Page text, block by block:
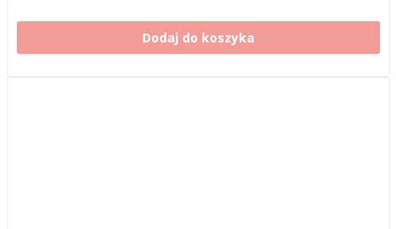
Dodaj do koszyka